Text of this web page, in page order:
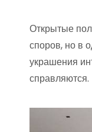
Открытые
споров, но в
украшения
справляются.